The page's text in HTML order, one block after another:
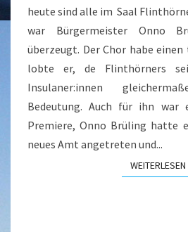
heute sind alle im Saal
war Bürgermeister Onno
überzeugt. Der Chor habe
lobte er, de Flinthörners
Insulaner:innen
Bedeutung. Auch für ihn war
Premiere, Onno Brüling hatte
neues Amt angetreten und...
WEITERLESEN